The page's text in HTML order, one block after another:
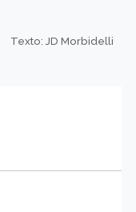
Texto: JD Morbidelli